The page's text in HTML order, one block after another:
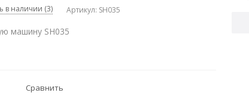
в наличии (3) Артикул: SH035
машину SH035
Сравнить